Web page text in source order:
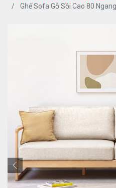
Ghế Sofa Gỗ Sồi Cao 80